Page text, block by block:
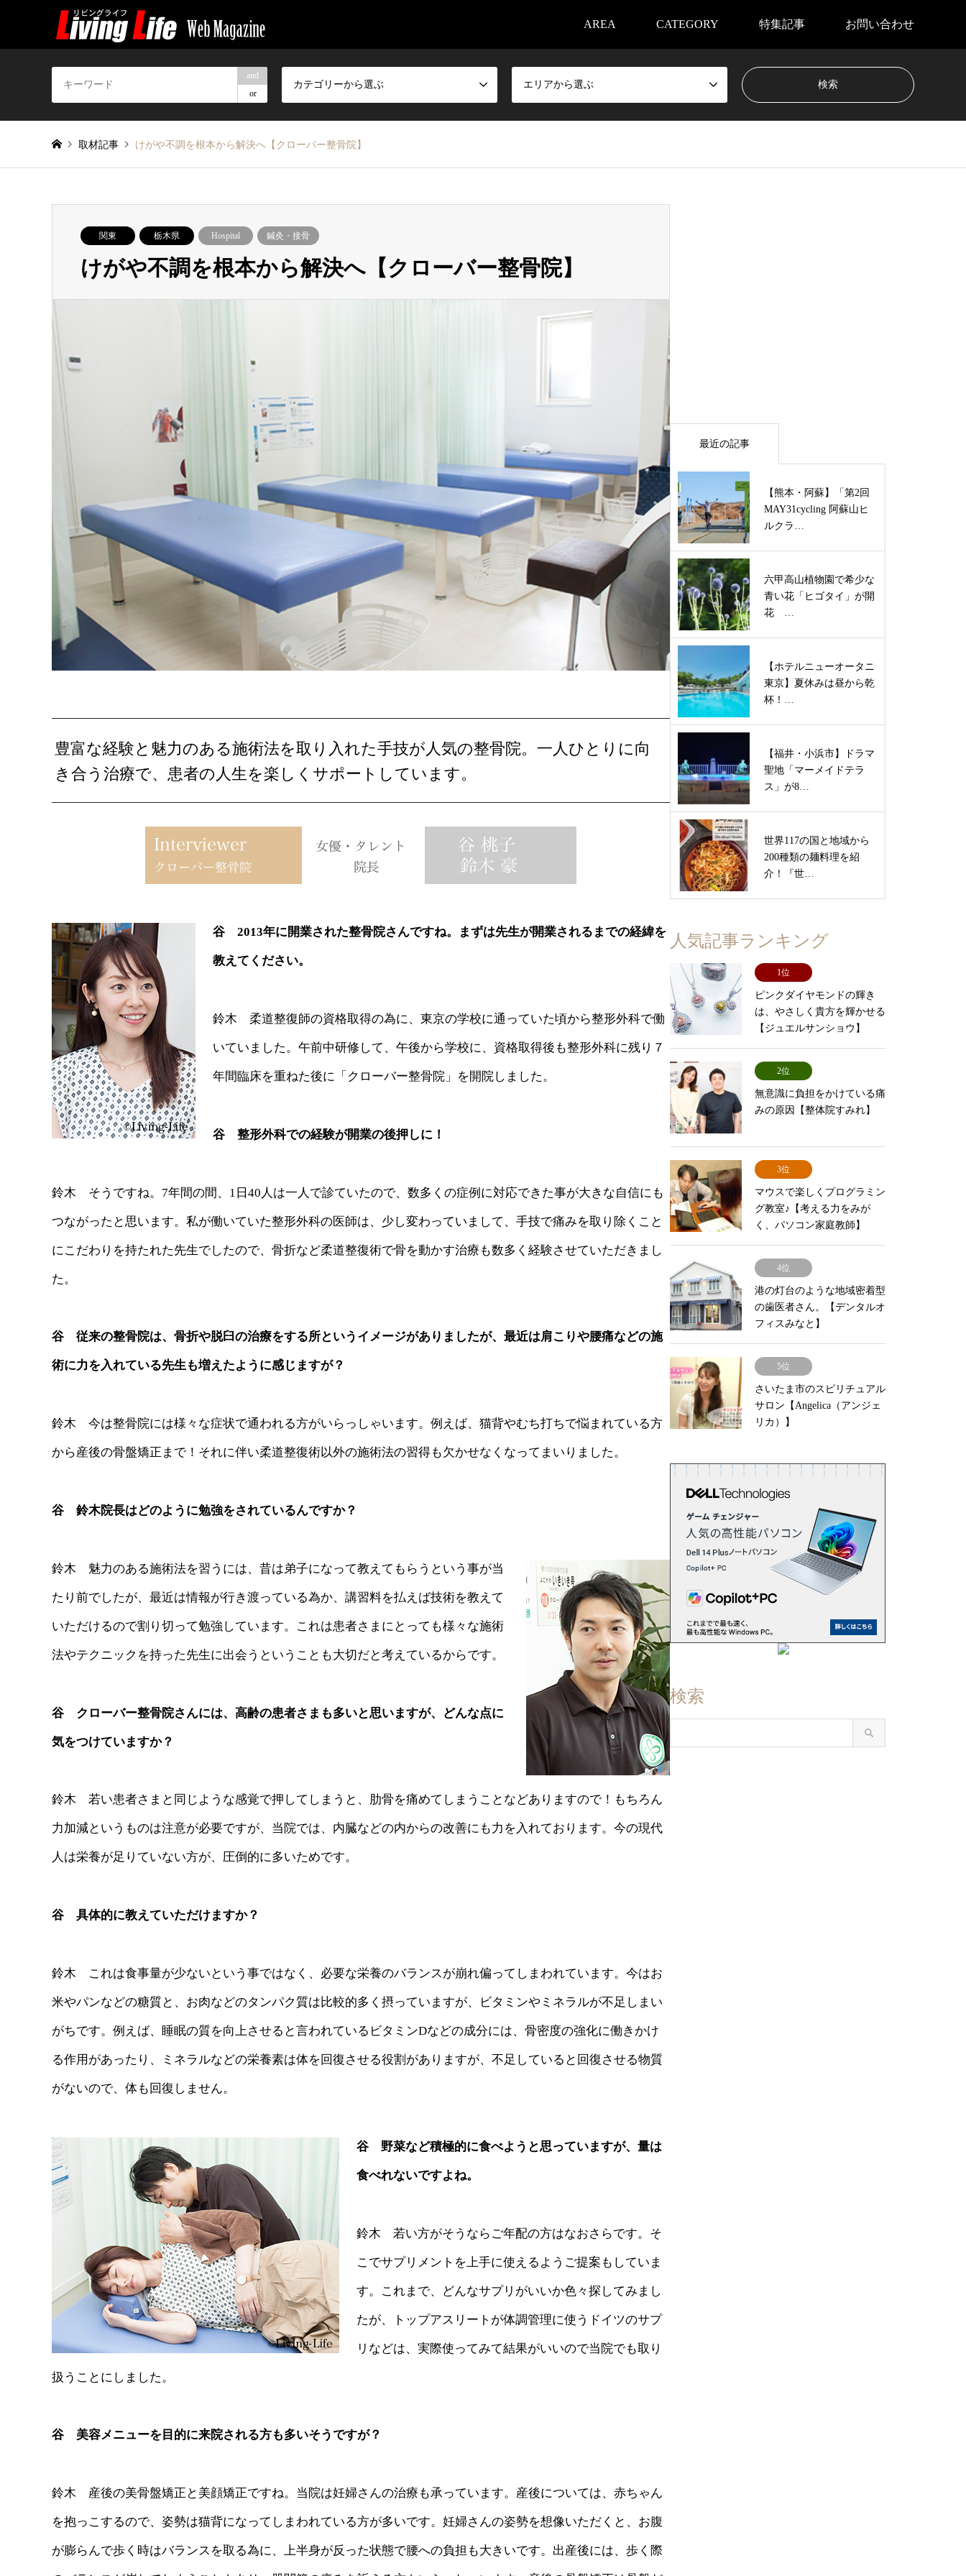
AREA CATEGORY 特集記事 お問い合わせ
and
or
カテゴリーから選ぶ エリアから選ぶ
取材記事 けがや不調を根本から解決へ【クローバー整骨院】
関東 栃木県 Hospital 鍼灸・接骨
けがや不調を根本から解決へ【クローバー整骨院】
豊富な経験と魅力のある施術法を取り入れた手技が人気の整骨院。一人ひとりに向
き合う治療で、患者の人生を楽しくサポートしています。
谷 2013年に開業された整骨院さんですね。まずは先生が開業されるまでの経緯を
教えてください。
鈴木 柔道整復師の資格取得の為に、東京の学校に通っていた頃から整形外科で働
いていました。午前中研修して、午後から学校に、資格取得後も整形外科に残り７
年間臨床を重ねた後に「クローバー整骨院」を開院しました。
谷 整形外科での経験が開業の後押しに！
鈴木 そうですね。7年間の間、1日40人は一人で診ていたので、数多くの症例に対応できた事が大きな自信にも
つながったと思います。私が働いていた整形外科の医師は、少し変わっていまして、手技で痛みを取り除くこと
にこだわりを持たれた先生でしたので、骨折など柔道整復術で骨を動かす治療も数多く経験させていただきまし
た。
谷 従来の整骨院は、骨折や脱臼の治療をする所というイメージがありましたが、最近は肩こりや腰痛などの施
術に力を入れている先生も増えたように感じますが？
鈴木 今は整骨院には様々な症状で通われる方がいらっしゃいます。例えば、猫背やむち打ちで悩まれている方
から産後の骨盤矯正まで！それに伴い柔道整復術以外の施術法の習得も欠かせなくなってまいりました。
谷 鈴木院長はどのように勉強をされているんですか？
鈴木 魅力のある施術法を習うには、昔は弟子になって教えてもらうという事が当
たり前でしたが、最近は情報が行き渡っている為か、講習料を払えば技術を教えて
いただけるので割り切って勉強しています。これは患者さまにとっても様々な施術
法やテクニックを持った先生に出会うということも大切だと考えているからです。
谷 クローバー整骨院さんには、高齢の患者さまも多いと思いますが、どんな点に
気をつけていますか？
鈴木 若い患者さまと同じような感覚で押してしまうと、肋骨を痛めてしまうことなどありますので！もちろん
力加減というものは注意が必要ですが、当院では、内臓などの内からの改善にも力を入れております。今の現代
人は栄養が足りていない方が、圧倒的に多いためです。
谷 具体的に教えていただけますか？
鈴木 これは食事量が少ないという事ではなく、必要な栄養のバランスが崩れ偏ってしまわれています。今はお
米やパンなどの糖質と、お肉などのタンパク質は比較的多く摂っていますが、ビタミンやミネラルが不足しまい
がちです。例えば、睡眠の質を向上させると言われているビタミンDなどの成分には、骨密度の強化に働きかけ
る作用があったり、ミネラルなどの栄養素は体を回復させる役割がありますが、不足していると回復させる物質
がないので、体も回復しません。
谷 野菜など積極的に食べようと思っていますが、量は
食べれないですよね。
鈴木 若い方がそうならご年配の方はなおさらです。そ
こでサプリメントを上手に使えるようご提案もしていま
す。これまで、どんなサプリがいいか色々探してみまし
たが、トップアスリートが体調管理に使うドイツのサプ
リなどは、実際使ってみて結果がいいので当院でも取り
扱うことにしました。
谷 美容メニューを目的に来院される方も多いそうですが？
鈴木 産後の美骨盤矯正と美顔矯正ですね。当院は妊婦さんの治療も承っています。産後については、赤ちゃん
を抱っこするので、姿勢は猫背になってしまわれている方が多いです。妊婦さんの姿勢を想像いただくと、お腹
が膨らんで歩く時はバランスを取る為に、上半身が反った状態で腰への負担も大きいです。出産後には、歩く際
最近の記事
【熊本・阿蘇】「第2回
MAY31cycling 阿蘇山ヒ
ルクラ…
六甲高山植物園で希少な
青い花「ヒゴタイ」が開
花 …
【ホテルニューオータニ
東京】夏休みは昼から乾
杯！…
【福井・小浜市】ドラマ
聖地「マーメイドテラ
ス」が8…
世界117の国と地域から
200種類の麺料理を紹
介！『世…
人気記事ランキング
1位
ピンクダイヤモンドの輝き
は、やさしく貴方を輝かせる
【ジュエルサンショウ】
2位
無意識に負担をかけている痛
みの原因【整体院すみれ】
3位
マウスで楽しくプログラミン
グ教室♪【考える力をみが
く、パソコン家庭教師】
4位
港の灯台のような地域密着型
の歯医者さん。【デンタルオ
フィスみなと】
5位
さいたま市のスピリチュアル
サロン【Angelica（アンジェ
リカ）】
検索